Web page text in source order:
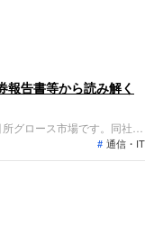
報告書等から読み解く
グロース市場です。同社は
ＥＣ分野のオンライン決済に
Ｓ型アルゴリズム提供事業
通信・IT